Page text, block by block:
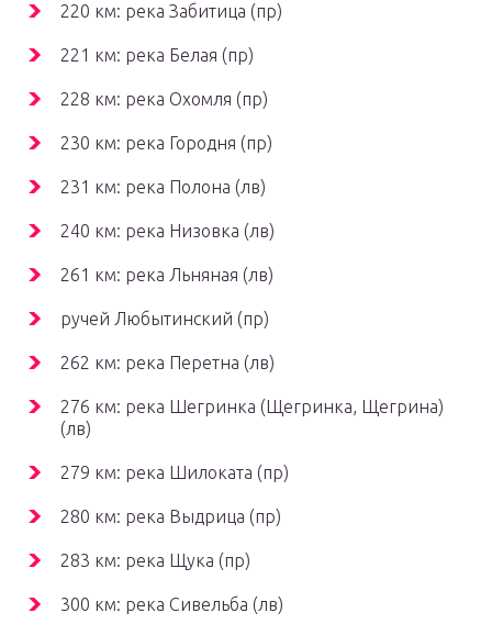
220 км: река Забитица (пр)
221 км: река Белая (пр)
228 км: река Охомля (пр)
230 км: река Городня (пр)
231 км: река Полона (лв)
240 км: река Низовка (лв)
261 км: река Льняная (лв)
ручей Любытинский (пр)
262 км: река Перетна (лв)
276 км: река Шегринка (Щегринка, Щегрина)
(лв)
279 км: река Шилоката (пр)
280 км: река Выдрица (пр)
283 км: река Щука (пр)
300 км: река Сивельба (лв)